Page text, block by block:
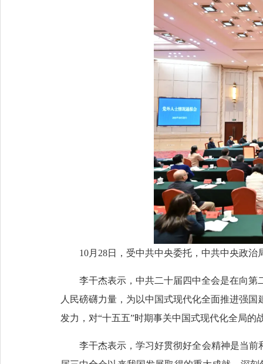
10月28日，受中共中央委托，中共中央政
李干杰表示，中共二十届四中全会是在向
人民磅礴力量，为以中国式现代化全面推进强
发力，对“十五五”时期事关中国式现代化全局
李干杰表示，学习好贯彻好全会精神是当